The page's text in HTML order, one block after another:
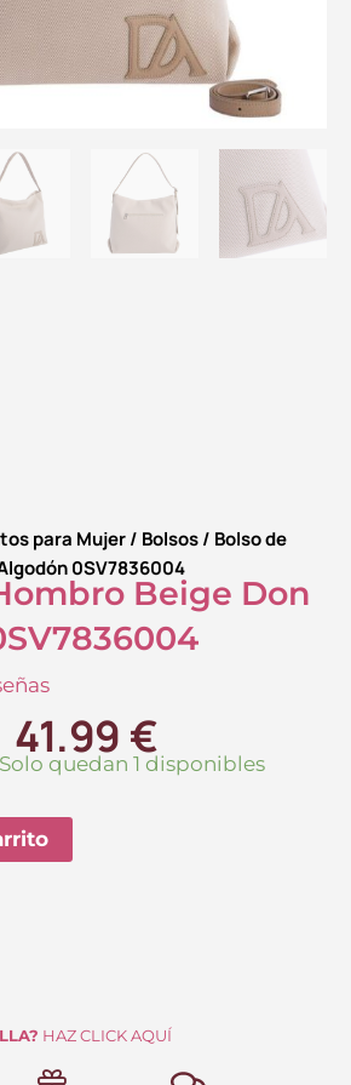
para Mujer/ Bolsos/ Bolso de
0SV7836004
Beige Don
El
precio
original
era:
41.99 €El
precio
Solo quedan 1 disponibles
HAZ CLICK AQUÍ